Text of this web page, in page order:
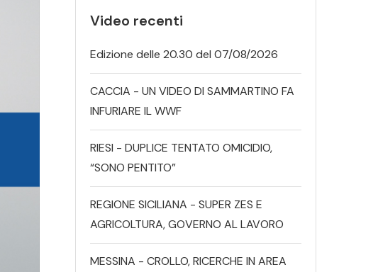
Video recenti
Edizione delle 20.30 del 07/08/2026
CACCIA - UN VIDEO DI SAMMARTINO FA
INFURIARE IL WWF
RIESI - DUPLICE TENTATO OMICIDIO,
“SONO PENTITO”
REGIONE SICILIANA - SUPER ZES E
AGRICOLTURA, GOVERNO AL LAVORO
MESSINA - CROLLO, RICERCHE IN AREA